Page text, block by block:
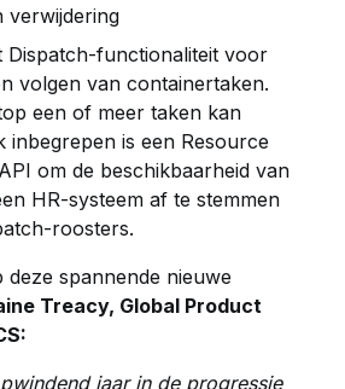
verwijdering
Dispatch-functionaliteit voor
volgen van containertaken.
een of meer taken kan
inbegrepen is een Resource
om de beschikbaarheid van
HR-systeem af te stemmen
roosters.
deze spannende nieuwe
Treacy, Global Product
jaar in de progressie